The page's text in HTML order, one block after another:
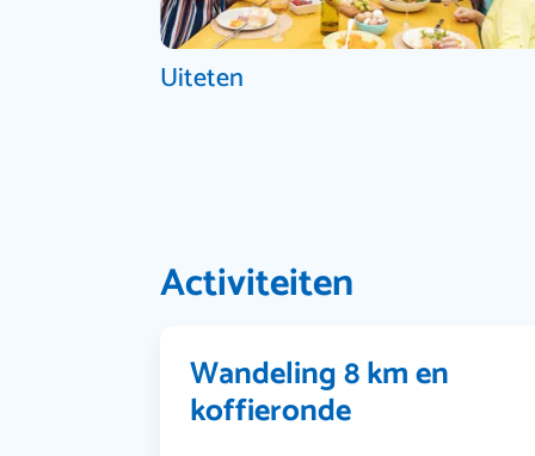
Uiteten
Activiteiten
Wandeling 8 km en
koffieronde